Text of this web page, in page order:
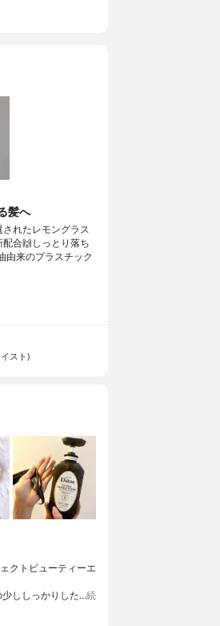
髪へ
れたレモングラス
合🙌しっとり落ち
由来のプラスチック
スト)
クトビューティーエ
ししっかりした…続